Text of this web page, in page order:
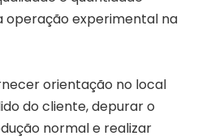
operação experimental na
orientação no local
do cliente, depurar o
normal e realizar